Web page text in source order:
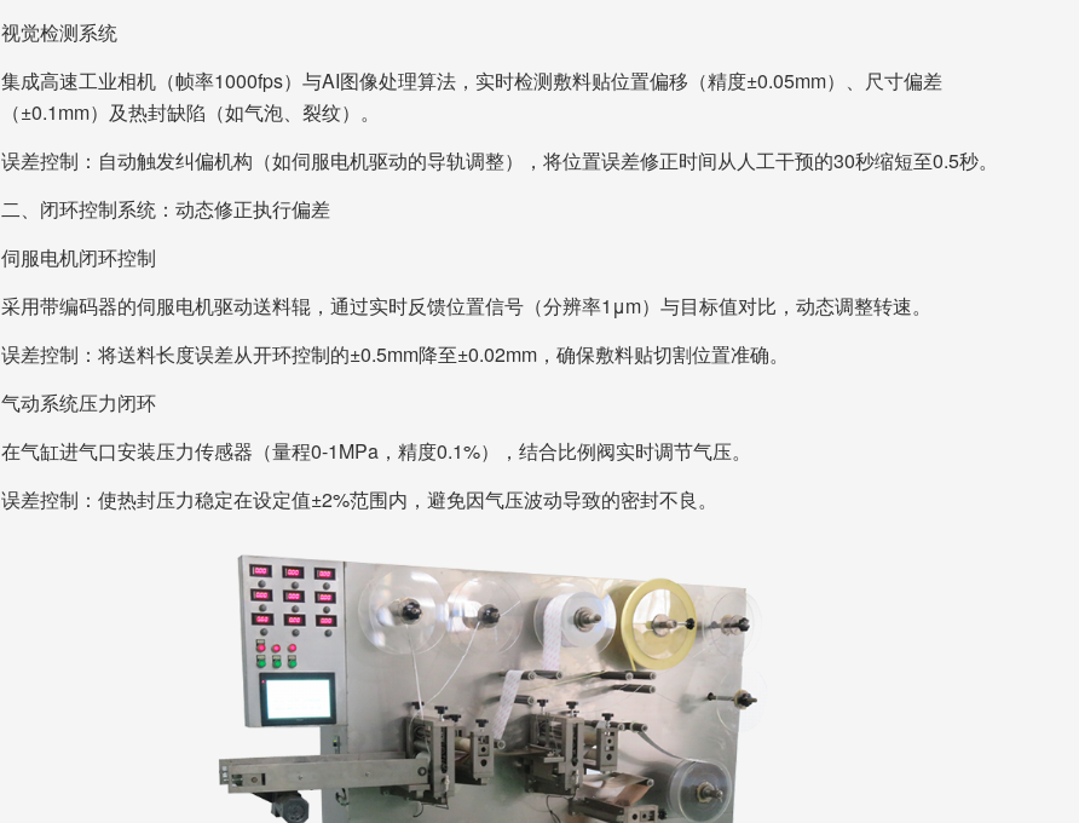
视觉检测系统
集成高速工业相机（帧率1000fps）与AI图像处理算法，实时检测敷料贴位置偏移（精度±0.05mm）、尺寸偏差
（±0.1mm）及热封缺陷（如气泡、裂纹）。
误差控制：自动触发纠偏机构（如伺服电机驱动的导轨调整），将位置误差修正时间从人工干预的30秒缩短至0.5秒。
二、闭环控制系统：动态修正执行偏差
伺服电机闭环控制
采用带编码器的伺服电机驱动送料辊，通过实时反馈位置信号（分辨率1μm）与目标值对比，动态调整转速。
误差控制：将送料长度误差从开环控制的±0.5mm降至±0.02mm，确保敷料贴切割位置准确。
气动系统压力闭环
在气缸进气口安装压力传感器（量程0-1MPa，精度0.1%），结合比例阀实时调节气压。
误差控制：使热封压力稳定在设定值±2%范围内，避免因气压波动导致的密封不良。